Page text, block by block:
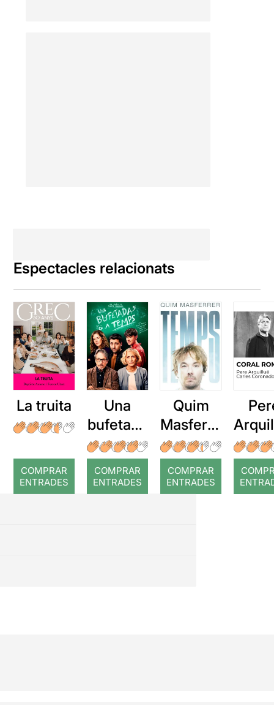
Espectacles relacionats
La truita
COMPRAR
ENTRADES
Una
bufetada
a temps
COMPRAR
ENTRADES
Quim
Masferre
r: Temps
COMPRAR
ENTRADES
: